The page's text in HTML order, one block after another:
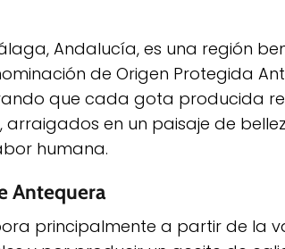
Andalucía, es una región
de Origen Protegida
que cada gota producida
arraigados en un paisaje de
humana.
Antequera
principalmente a partir de la